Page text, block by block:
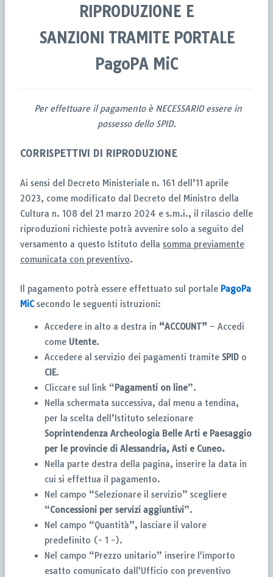
RIPRODUZIONE E
SANZIONI TRAMITE PORTALE
PagoPA MiC
Per effettuare il pagamento è NECESSARIO essere in
possesso dello SPID.
CORRISPETTIVI DI RIPRODUZIONE
Ai sensi del Decreto Ministeriale n. 161 dell’11 aprile
2023, come modificato dal Decreto del Ministro della
Cultura n. 108 del 21 marzo 2024 e s.m.i., il rilascio delle
riproduzioni richieste potrà avvenire solo a seguito del
versamento a questo Istituto della somma previamente
comunicata con preventivo.
Il pagamento potrà essere effettuato sul portale PagoPa
MiC secondo le seguenti istruzioni:
Accedere in alto a destra in “ACCOUNT” – Accedi
come Utente.
Accedere al servizio dei pagamenti tramite SPID o
CIE.
Cliccare sul link “Pagamenti on line”.
Nella schermata successiva, dal menu a tendina,
per la scelta dell’Istituto selezionare
Soprintendenza Archeologia Belle Arti e Paesaggio
per le provincie di Alessandria, Asti e Cuneo.
Nella parte destra della pagina, inserire la data in
cui si effettua il pagamento.
Nel campo “Selezionare il servizio” scegliere
“Concessioni per servizi aggiuntivi”.
Nel campo “Quantità”, lasciare il valore
predefinito (- 1 -).
Nel campo “Prezzo unitario” inserire l'importo
esatto comunicato dall'Ufficio con preventivo